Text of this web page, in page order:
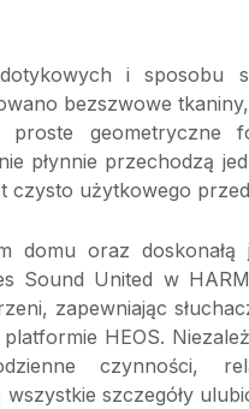
i sposobu
bezszwowe
proste geometryczne
płynnie przechodzą
czysto użytkowego
domu oraz doskonałą
Sound United w
zapewniając
HEOS.
czynności,
szczegóły